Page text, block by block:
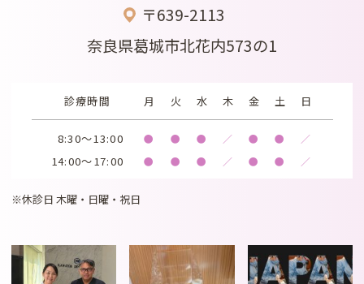
〒639-2113
奈良県葛城市北花内573の1
診療時間 月 火 水 木 金 土 日
8:30～13:00 ● ● ● ／ ● ● ／
14:00～17:00 ● ● ● ／ ● ● ／
※休診日 木曜・日曜・祝日